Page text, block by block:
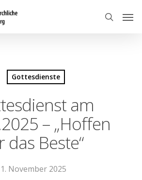
search
Gottesdienste
am
– „Hoffen
das Beste“
1. November 2025